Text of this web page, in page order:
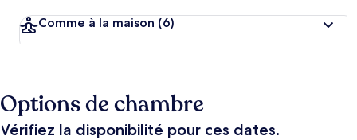
Comme à la maison (6)
Options de chambre
Vérifiez la disponibilité pour ces dates.